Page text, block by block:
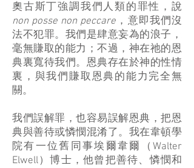
奧古斯丁強調我們人類的罪性，說
non posse non peccare ，意即我們沒
法不犯罪。我們是肆意妄為的浪子，
毫無賺取的能力；不過，神在祂的恩
典裏寬待我們。恩典存在於神的性情
裏，與我們賺取恩典的能力完全無
關。
我們誤解罪，也容易誤解恩典，把恩
典與善待或憐憫混淆了。我在韋頓學
院有一位舊同事埃爾韋爾（Walter
Elwell）博士，他曾把善待、憐憫和